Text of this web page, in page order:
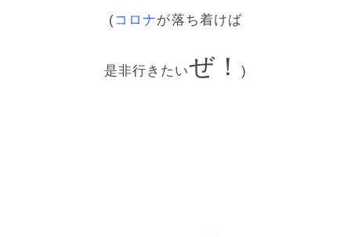
(コロナが落ち着けば
是非行きたいぜ！)